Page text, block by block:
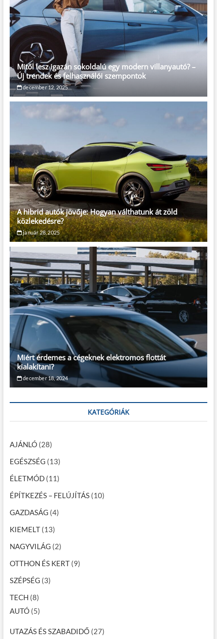
Mitől lesz igazán sokoldalú egy modern villanyautó? –
Új trendek és felhasználói szempontok
december 12, 2025
A hibrid autók jövője: Hogyan válthatunk át zöld
közlekedésre?
január 28, 2025
Miért érdemes a cégeknek elektromos flottát
kialakítani?
december 18, 2024
KATEGÓRIÁK
AJÁNLÓ(28)
EGÉSZSÉG (13)
ÉLETMÓD(11)
ÉPÍTKEZÉS – FELÚJÍTÁS(10)
GAZDASÁG (4)
KIEMELT(13)
NAGYVILÁG (2)
OTTHON ÉS KERT(9)
SZÉPSÉG (3)
TECH (8)
AUTÓ(5)
UTAZÁS ÉS SZABADIDŐ (27)